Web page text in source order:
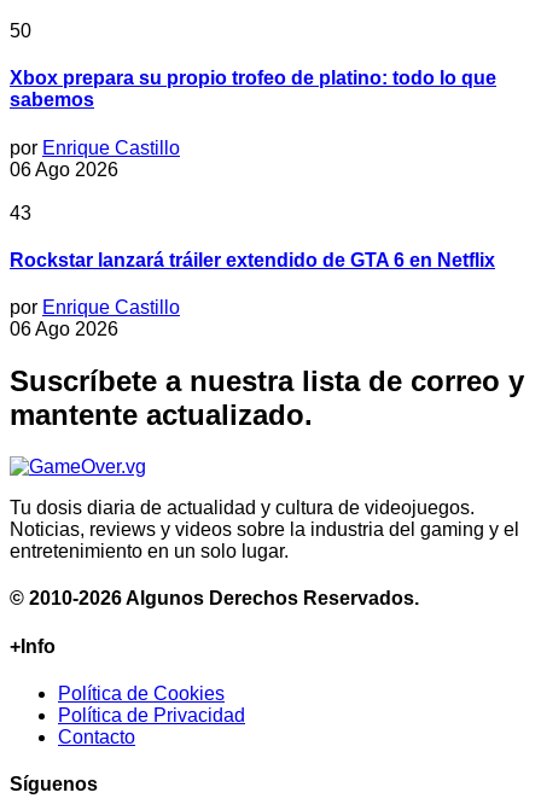
50
Xbox prepara su propio trofeo de platino: todo lo que
sabemos
por Enrique Castillo
06 Ago 2026
43
Rockstar lanzará tráiler extendido de GTA 6 en Netflix
por Enrique Castillo
06 Ago 2026
Suscríbete a nuestra lista de correo y
mantente actualizado.
Tu dosis diaria de actualidad y cultura de videojuegos.
Noticias, reviews y videos sobre la industria del gaming y el
entretenimiento en un solo lugar.
© 2010-2026 Algunos Derechos Reservados.
+Info
Política de Cookies
Política de Privacidad
Contacto
Síguenos